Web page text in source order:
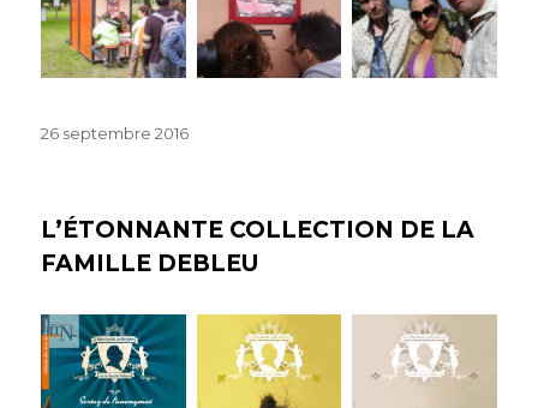
Publié
26 septembre 2016
L’ÉTONNANTE COLLECTION DE LA
FAMILLE DEBLEU